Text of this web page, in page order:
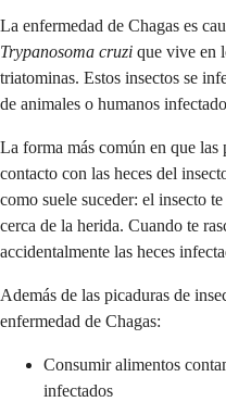
La enfermedad de Chagas es
Trypanosoma cruzi que vive en
triatominas. Estos insectos se
de animales o humanos
La forma más común en que las
contacto con las heces del
como suele suceder: el insecto
cerca de la herida. Cuando te
accidentalmente las heces
Además de las picaduras de
enfermedad de Chagas:
Consumir alimentos
infectados